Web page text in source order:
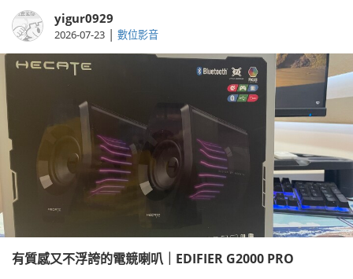
yigur0929
2026-07-23 | 數位影音
有質感又不浮誇的電競喇叭｜EDIFIER G2000 PRO